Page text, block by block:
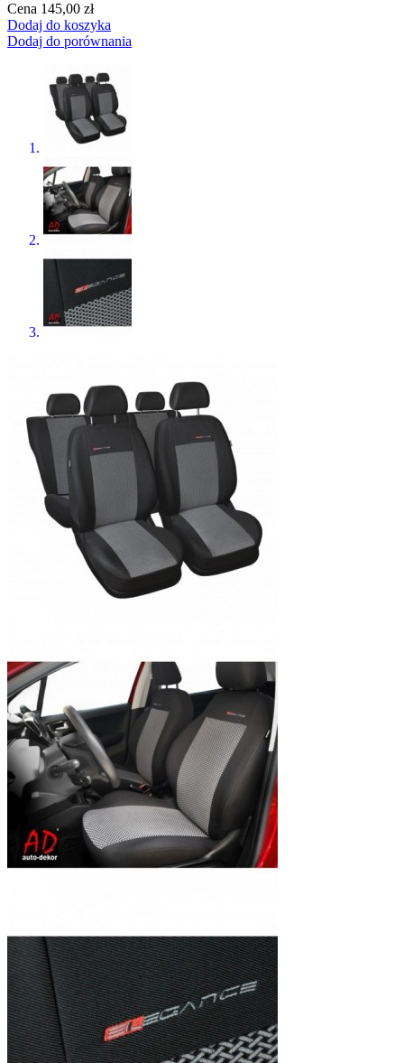
Cena 145,00 zł
Dodaj do koszyka
Dodaj do porównania